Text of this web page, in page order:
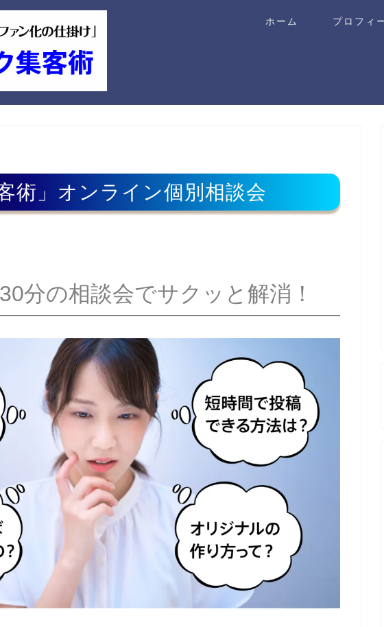
ホーム プロフィ
術」オンライン個別相談会
分の相談会でサクッと解消！